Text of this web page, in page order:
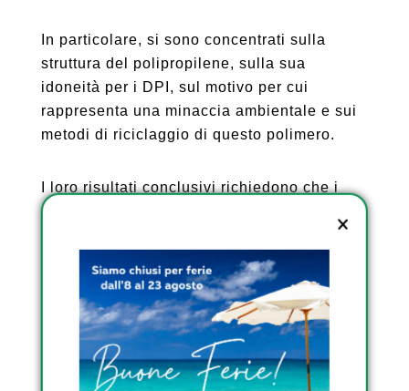
In particolare, si sono concentrati sulla
struttura del polipropilene, sulla sua
idoneità per i DPI, sul motivo per cui
rappresenta una minaccia ambientale e sui
metodi di riciclaggio di questo polimero.
I loro risultati conclusivi richiedono che i
rifiuti PPE vengano convertiti in carburante
utilizzando la pirolisi. Questo è un processo
chimico per abbattere la plastica ad alta
temperatura – tra i 300-400 gradi centigradi
per un’ora – senza ossigeno.
Il coautore, il dottor Bhawna Yadav Lamba,
afferma che questo processo è uno dei